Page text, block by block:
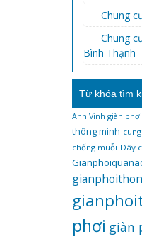
Chung
Chung
Bình Thạnh
Từ khóa tìm
Anh Vinh giàn phơi
thông minh
chống muỗi Dây
phơi giàn